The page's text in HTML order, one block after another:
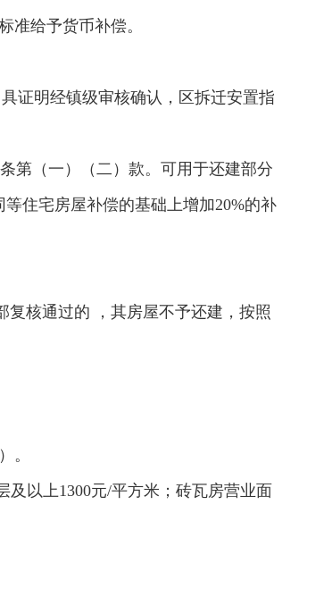
准给予货币补偿。
证明经镇级审核确认，区拆迁安置指
第（一）（二）款。可用于还建部分
住宅房屋补偿的基础上增加20%的补
核通过的 ，其房屋不予还建，按照
。
以上1300元/平方米；砖瓦房营业面